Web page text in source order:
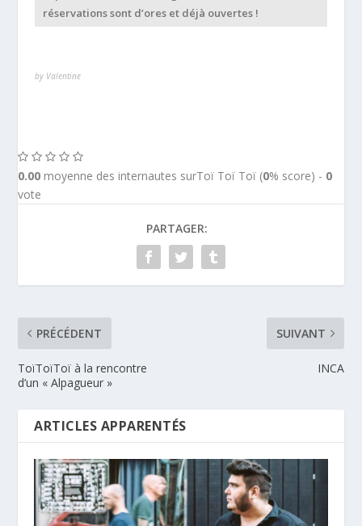
réservations sont d’ores et déjà ouvertes !
by Valentine
0.00 moyenne des internautes surToï Toï Toï (0% score) - 0
vote
PARTAGER:
PRÉCÉDENT
ToïToïToï à la rencontre
d’un « Alpagueur »
SUIVANT
INCA
ARTICLES APPARENTÉS